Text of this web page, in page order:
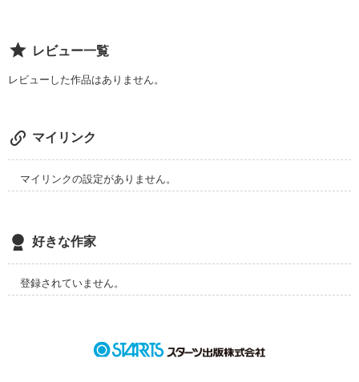
レビュー一覧
レビューした作品はありません。
マイリンク
マイリンクの設定がありません。
好きな作家
登録されていません。